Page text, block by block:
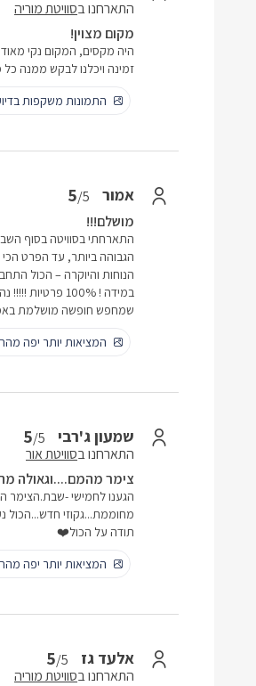
התארחנו בסוויטת מוריה
מקום מצוין!
היה מקסים, המקום נקי
זמינה ויכלנו לבקש ממנה כל
התמונות משקפות
אמור 5/5
מושלם!!!
הגבוהה ביותר, עד הפרט הכי
הנוחות והיוקרה – הכול
במידה ! 100%
שמחפש חופשה מושלמת
המציאות יותר יפה
שמעון ג'רבי 5/5
התארחנו בסוויטת אור
צימר מהמם....וגאולה
הגענו לחמישי -שבת.הצימר
מחוממת...גקוזי חדש...הכול
תודה על הכול❤️
המציאות יותר יפה
אלעד גז 5/5
התארחנו בסוויטת מוריה